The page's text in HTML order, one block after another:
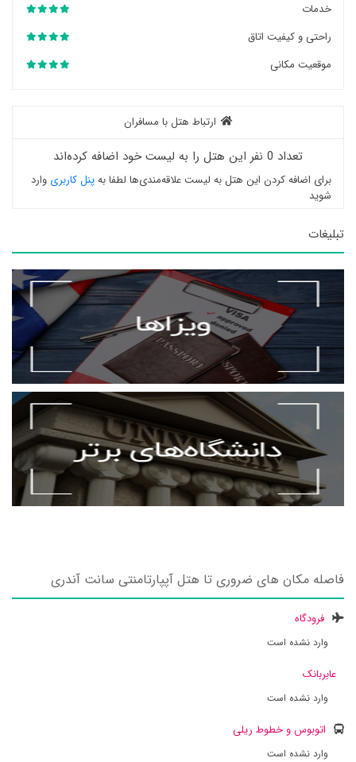
خدمات
راحتی و کیفیت اتاق
موقعیت مکانی
ارتباط هتل با مسافران
تعداد 0 نفر این هتل را به لیست خود اضافه کرده‌اند
برای اضافه کردن این هتل به لیست علاقه‌مندی‌ها لطفا بهپنل کاربری وارد
شوید
تبلیغات
فاصله مکان های ضروری تا هتل آپپارتامنتی سانت آندری
فرودگاه
وارد نشده است
عابربانک
وارد نشده است
اتوبوس و خطوط ریلی
وارد نشده است